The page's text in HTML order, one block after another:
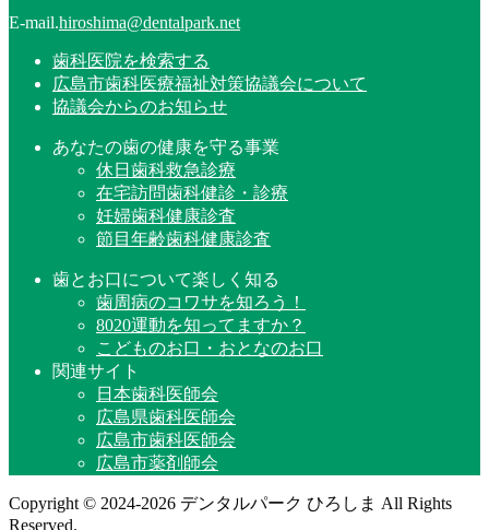
E-mail.hiroshima@dentalpark.net
歯科医院を検索する
広島市歯科医療福祉対策協議会について
協議会からのお知らせ
あなたの歯の健康を守る事業
休日歯科救急診療
在宅訪問歯科健診・診療
妊婦歯科健康診査
節目年齢歯科健康診査
歯とお口について楽しく知る
歯周病のコワサを知ろう！
8020運動を知ってますか？
こどものお口・おとなのお口
関連サイト
日本歯科医師会
広島県歯科医師会
広島市歯科医師会
広島市薬剤師会
Copyright © 2024-2026 デンタルパーク ひろしま All Rights
Reserved.